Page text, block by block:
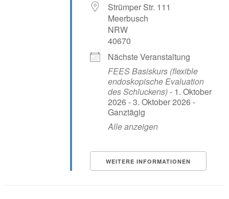
Strümper Str. 111
Meerbusch
NRW
40670
Nächste Veranstaltung
FEES Basiskurs (flexible
endoskopische Evaluation
des Schluckens)- 1. Oktober
2026 - 3. Oktober 2026 -
Ganztägig
Alle anzeigen
WEITERE INFORMATIONEN